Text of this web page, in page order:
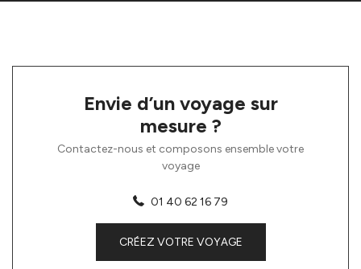
Envie d’un voyage sur
mesure ?
Contactez-nous et composons ensemble votre
voyage
01 40 62 16 79
CRÉEZ VOTRE VOYAGE